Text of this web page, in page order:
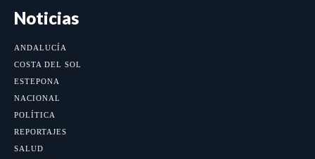
Noticias
ANDALUCÍA
COSTA DEL SOL
ESTEPONA
NACIONAL
POLÍTICA
REPORTAJES
SALUD